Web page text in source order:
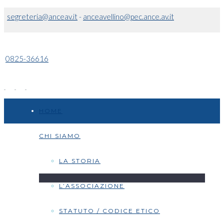
segreteria@anceav.it- anceavellino@pec.ance.av.it
0825-36616
CHI SIAMO
LA STORIA
L’ASSOCIAZIONE
STATUTO / CODICE ETICO